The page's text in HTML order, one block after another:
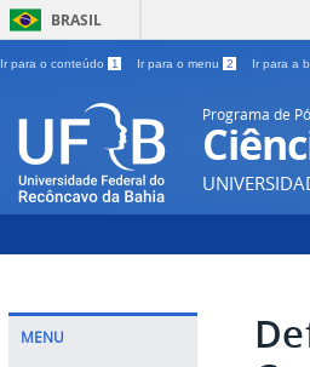
BRASIL
Ir para o conteúdo 1 Ir para o menu 2 Ir para a
Programa de
MENU